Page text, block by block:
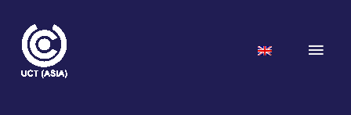
content
Main